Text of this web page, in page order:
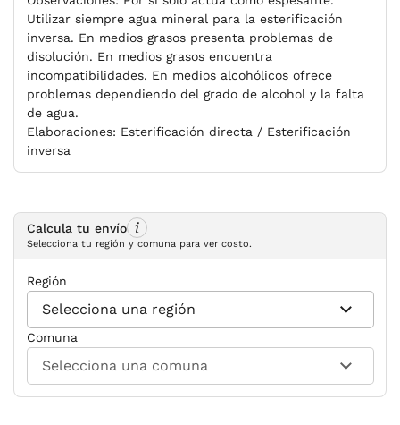
Utilizar siempre agua mineral para la esterificación
inversa. En medios grasos presenta problemas de
disolución. En medios grasos encuentra
incompatibilidades. En medios alcohólicos ofrece
problemas dependiendo del grado de alcohol y la falta
de agua.
Elaboraciones: Esterificación directa / Esterificación
inversa
Calcula tu envío
Selecciona tu región y comuna para ver costo.
Región
Comuna